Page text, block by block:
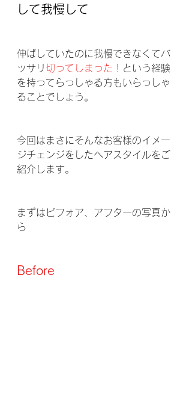
して我慢して
伸ばしていたのに我慢できなくてバ
ッサリ切ってしまった！ という経験
を持ってらっしゃる方もいらっしゃ
ることでしょう。
今回はまさにそんなお客様のイメー
ジチェンジをしたヘアスタイルをご
紹介します。
まずはビフォア、アフターの写真か
ら
Before